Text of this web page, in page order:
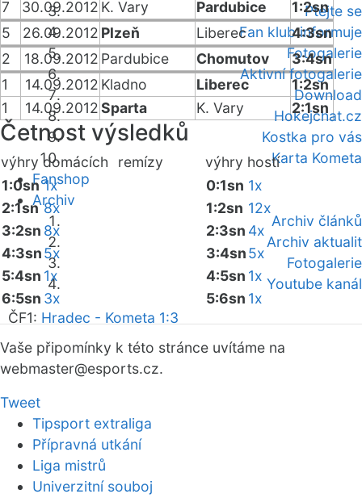
Ptejte se
Fan klub informuje
Fotogalerie
Aktivní fotogalerie
Download
Hokejchat.cz
Kostka pro vás
Karta Kometa
Fanshop
Archiv
Archiv článků
Archiv aktualit
Fotogalerie
Youtube kanál
ČF1: Hradec - Kometa 1:3
7
30.09.2012 K. Vary Pardubice
1:2sn
5
26.09.2012 Plzeň Liberec
4:3sn
2
18.09.2012 Pardubice Chomutov
3:4sn
1
14.09.2012 Kladno Liberec
1:2sn
1
14.09.2012Sparta K. Vary 2:1sn
Četnost výsledků
výhry domácích remízy výhry hostí
1:0sn 1x
2:1sn 8x
3:2sn 8x
4:3sn5x
5:4sn 1x
6:5sn 3x
0:1sn 1x
1:2sn 12x
2:3sn 4x
3:4sn5x
4:5sn 1x
5:6sn 1x
Vaše připomínky k této stránce uvítáme na
webmaster@esports.cz.
Tweet
Tipsport extraliga
Přípravná utkání
Liga mistrů
Univerzitní souboj